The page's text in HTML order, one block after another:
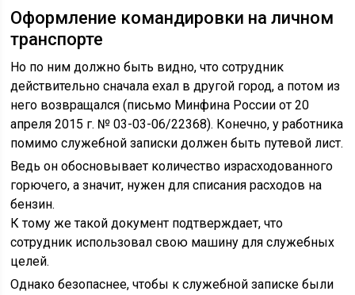
Оформление командировки на личном
транспорте
Но по ним должно быть видно, что сотрудник
действительно сначала ехал в другой город, а потом из
него возвращался (письмо Минфина России от 20
апреля 2015 г. № 03-03-06/22368). Конечно, у работника
помимо служебной записки должен быть путевой лист.
Ведь он обосновывает количество израсходованного
горючего, а значит, нужен для списания расходов на
бензин.
К тому же такой документ подтверждает, что
сотрудник использовал свою машину для служебных
целей.
Однако безопаснее, чтобы к служебной записке были